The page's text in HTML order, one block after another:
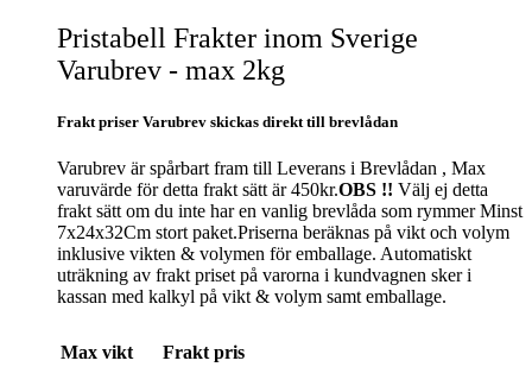
Pristabell Frakter inom Sverige
Varubrev - max 2kg
Frakt priser Varubrev skickas direkt till brevlådan
Varubrev är spårbart fram till Leverans i Brevlådan , Max
varuvärde för detta frakt sätt är 450kr.OBS !! Välj ej detta
frakt sätt om du inte har en vanlig brevlåda som rymmer Minst
7x24x32Cm stort paket.Priserna beräknas på vikt och volym
inklusive vikten & volymen för emballage. Automatiskt
uträkning av frakt priset på varorna i kundvagnen sker i
kassan med kalkyl på vikt & volym samt emballage.
Max vikt Frakt pris